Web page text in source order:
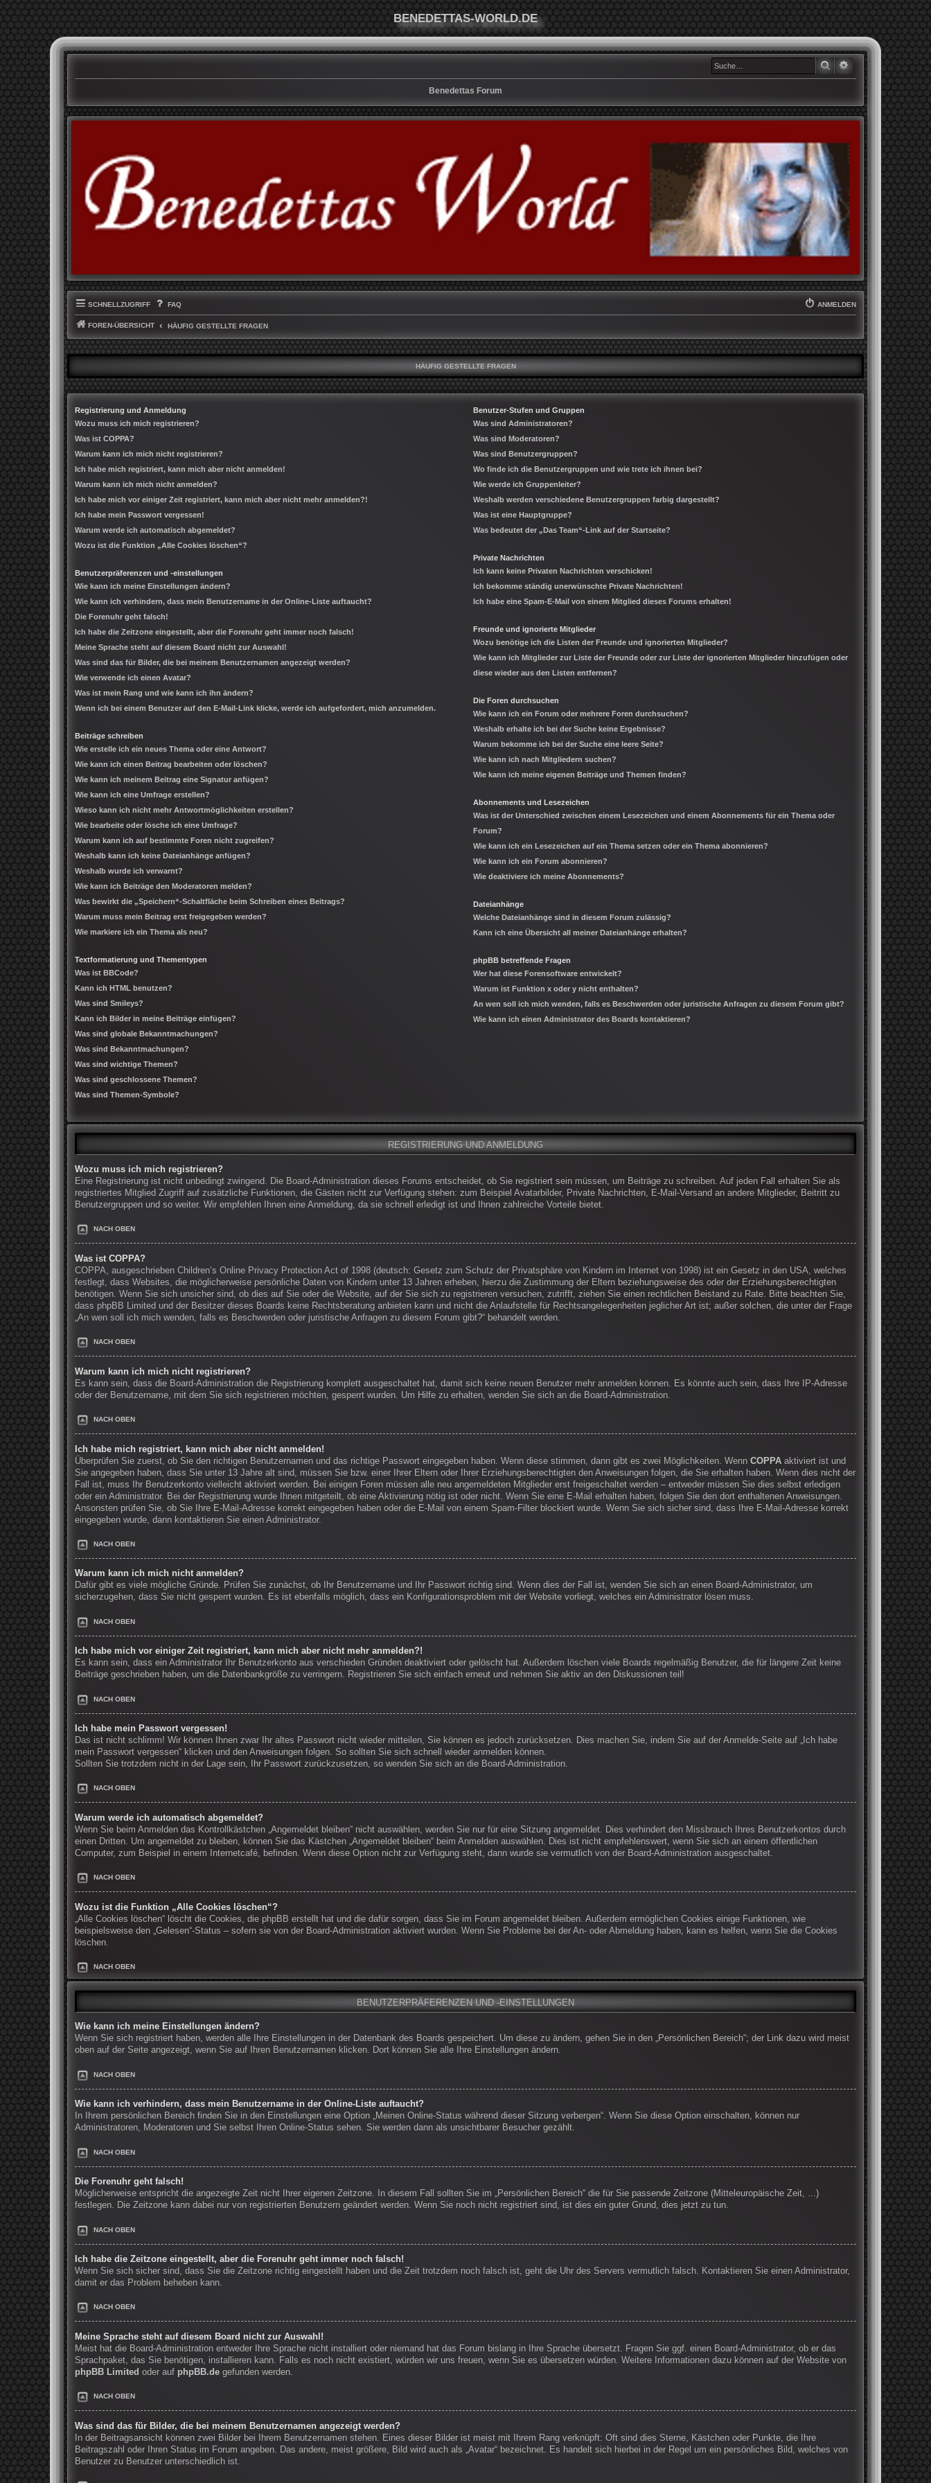
BENEDETTAS-WORLD.DE
SUCHE
Benedettas Forum
SCHNELLZUGRIFF FAQ ANMELDEN
FOREN-ÜBERSICHT HÄUFIG GESTELLTE FRAGEN
HÄUFIG GESTELLTE FRAGEN
Registrierung und Anmeldung
Wozu muss ich mich registrieren?
Was ist COPPA?
Warum kann ich mich nicht registrieren?
Ich habe mich registriert, kann mich aber nicht anmelden!
Warum kann ich mich nicht anmelden?
Ich habe mich vor einiger Zeit registriert, kann mich aber nicht mehr anmelden?!
Ich habe mein Passwort vergessen!
Warum werde ich automatisch abgemeldet?
Wozu ist die Funktion „Alle Cookies löschen“?
Benutzerpräferenzen und -einstellungen
Wie kann ich meine Einstellungen ändern?
Wie kann ich verhindern, dass mein Benutzername in der Online-Liste auftaucht?
Die Forenuhr geht falsch!
Ich habe die Zeitzone eingestellt, aber die Forenuhr geht immer noch falsch!
Meine Sprache steht auf diesem Board nicht zur Auswahl!
Was sind das für Bilder, die bei meinem Benutzernamen angezeigt werden?
Wie verwende ich einen Avatar?
Was ist mein Rang und wie kann ich ihn ändern?
Wenn ich bei einem Benutzer auf den E-Mail-Link klicke, werde ich aufgefordert, mich anzumelden.
Beiträge schreiben
Wie erstelle ich ein neues Thema oder eine Antwort?
Wie kann ich einen Beitrag bearbeiten oder löschen?
Wie kann ich meinem Beitrag eine Signatur anfügen?
Wie kann ich eine Umfrage erstellen?
Wieso kann ich nicht mehr Antwortmöglichkeiten erstellen?
Wie bearbeite oder lösche ich eine Umfrage?
Warum kann ich auf bestimmte Foren nicht zugreifen?
Weshalb kann ich keine Dateianhänge anfügen?
Weshalb wurde ich verwarnt?
Wie kann ich Beiträge den Moderatoren melden?
Was bewirkt die „Speichern“-Schaltfläche beim Schreiben eines Beitrags?
Warum muss mein Beitrag erst freigegeben werden?
Wie markiere ich ein Thema als neu?
Textformatierung und Thementypen
Was ist BBCode?
Kann ich HTML benutzen?
Was sind Smileys?
Kann ich Bilder in meine Beiträge einfügen?
Was sind globale Bekanntmachungen?
Was sind Bekanntmachungen?
Was sind wichtige Themen?
Was sind geschlossene Themen?
Was sind Themen-Symbole?
Benutzer-Stufen und Gruppen
Was sind Administratoren?
Was sind Moderatoren?
Was sind Benutzergruppen?
Wo finde ich die Benutzergruppen und wie trete ich ihnen bei?
Wie werde ich Gruppenleiter?
Weshalb werden verschiedene Benutzergruppen farbig dargestellt?
Was ist eine Hauptgruppe?
Was bedeutet der „Das Team“-Link auf der Startseite?
Private Nachrichten
Ich kann keine Privaten Nachrichten verschicken!
Ich bekomme ständig unerwünschte Private Nachrichten!
Ich habe eine Spam-E-Mail von einem Mitglied dieses Forums erhalten!
Freunde und ignorierte Mitglieder
Wozu benötige ich die Listen der Freunde und ignorierten Mitglieder?
Wie kann ich Mitglieder zur Liste der Freunde oder zur Liste der ignorierten Mitglieder hinzufügen oder
diese wieder aus den Listen entfernen?
Die Foren durchsuchen
Wie kann ich ein Forum oder mehrere Foren durchsuchen?
Weshalb erhalte ich bei der Suche keine Ergebnisse?
Warum bekomme ich bei der Suche eine leere Seite?
Wie kann ich nach Mitgliedern suchen?
Wie kann ich meine eigenen Beiträge und Themen finden?
Abonnements und Lesezeichen
Was ist der Unterschied zwischen einem Lesezeichen und einem Abonnements für ein Thema oder
Forum?
Wie kann ich ein Lesezeichen auf ein Thema setzen oder ein Thema abonnieren?
Wie kann ich ein Forum abonnieren?
Wie deaktiviere ich meine Abonnements?
Dateianhänge
Welche Dateianhänge sind in diesem Forum zulässig?
Kann ich eine Übersicht all meiner Dateianhänge erhalten?
phpBB betreffende Fragen
Wer hat diese Forensoftware entwickelt?
Warum ist Funktion x oder y nicht enthalten?
An wen soll ich mich wenden, falls es Beschwerden oder juristische Anfragen zu diesem Forum gibt?
Wie kann ich einen Administrator des Boards kontaktieren?
REGISTRIERUNG UND ANMELDUNG
Wozu muss ich mich registrieren?
Eine Registrierung ist nicht unbedingt zwingend. Die Board-Administration dieses Forums entscheidet, ob Sie registriert sein müssen, um Beiträge zu schreiben. Auf jeden Fall erhalten Sie als
registriertes Mitglied Zugriff auf zusätzliche Funktionen, die Gästen nicht zur Verfügung stehen: zum Beispiel Avatarbilder, Private Nachrichten, E-Mail-Versand an andere Mitglieder, Beitritt zu
Benutzergruppen und so weiter. Wir empfehlen Ihnen eine Anmeldung, da sie schnell erledigt ist und Ihnen zahlreiche Vorteile bietet.
NACH OBEN
Was ist COPPA?
COPPA, ausgeschrieben Children’s Online Privacy Protection Act of 1998 (deutsch: Gesetz zum Schutz der Privatsphäre von Kindern im Internet von 1998) ist ein Gesetz in den USA, welches
festlegt, dass Websites, die möglicherweise persönliche Daten von Kindern unter 13 Jahren erheben, hierzu die Zustimmung der Eltern beziehungsweise des oder der Erziehungsberechtigten
benötigen. Wenn Sie sich unsicher sind, ob dies auf Sie oder die Website, auf der Sie sich zu registrieren versuchen, zutrifft, ziehen Sie einen rechtlichen Beistand zu Rate. Bitte beachten Sie,
dass phpBB Limited und der Besitzer dieses Boards keine Rechtsberatung anbieten kann und nicht die Anlaufstelle für Rechtsangelegenheiten jeglicher Art ist; außer solchen, die unter der Frage
„An wen soll ich mich wenden, falls es Beschwerden oder juristische Anfragen zu diesem Forum gibt?“ behandelt werden.
NACH OBEN
Warum kann ich mich nicht registrieren?
Es kann sein, dass die Board-Administration die Registrierung komplett ausgeschaltet hat, damit sich keine neuen Benutzer mehr anmelden können. Es könnte auch sein, dass Ihre IP-Adresse
oder der Benutzername, mit dem Sie sich registrieren möchten, gesperrt wurden. Um Hilfe zu erhalten, wenden Sie sich an die Board-Administration.
NACH OBEN
Ich habe mich registriert, kann mich aber nicht anmelden!
Überprüfen Sie zuerst, ob Sie den richtigen Benutzernamen und das richtige Passwort eingegeben haben. Wenn diese stimmen, dann gibt es zwei Möglichkeiten. Wenn COPPA aktiviert ist und
Sie angegeben haben, dass Sie unter 13 Jahre alt sind, müssen Sie bzw. einer Ihrer Eltern oder Ihrer Erziehungsberechtigten den Anweisungen folgen, die Sie erhalten haben. Wenn dies nicht der
Fall ist, muss Ihr Benutzerkonto vielleicht aktiviert werden. Bei einigen Foren müssen alle neu angemeldeten Mitglieder erst freigeschaltet werden – entweder müssen Sie dies selbst erledigen
oder ein Administrator. Bei der Registrierung wurde Ihnen mitgeteilt, ob eine Aktivierung nötig ist oder nicht. Wenn Sie eine E-Mail erhalten haben, folgen Sie den dort enthaltenen Anweisungen.
Ansonsten prüfen Sie, ob Sie Ihre E-Mail-Adresse korrekt eingegeben haben oder die E-Mail von einem Spam-Filter blockiert wurde. Wenn Sie sich sicher sind, dass Ihre E-Mail-Adresse korrekt
eingegeben wurde, dann kontaktieren Sie einen Administrator.
NACH OBEN
Warum kann ich mich nicht anmelden?
Dafür gibt es viele mögliche Gründe. Prüfen Sie zunächst, ob Ihr Benutzername und Ihr Passwort richtig sind. Wenn dies der Fall ist, wenden Sie sich an einen Board-Administrator, um
sicherzugehen, dass Sie nicht gesperrt wurden. Es ist ebenfalls möglich, dass ein Konfigurationsproblem mit der Website vorliegt, welches ein Administrator lösen muss.
NACH OBEN
Ich habe mich vor einiger Zeit registriert, kann mich aber nicht mehr anmelden?!
Es kann sein, dass ein Administrator Ihr Benutzerkonto aus verschieden Gründen deaktiviert oder gelöscht hat. Außerdem löschen viele Boards regelmäßig Benutzer, die für längere Zeit keine
Beiträge geschrieben haben, um die Datenbankgröße zu verringern. Registrieren Sie sich einfach erneut und nehmen Sie aktiv an den Diskussionen teil!
NACH OBEN
Ich habe mein Passwort vergessen!
Das ist nicht schlimm! Wir können Ihnen zwar Ihr altes Passwort nicht wieder mitteilen, Sie können es jedoch zurücksetzen. Dies machen Sie, indem Sie auf der Anmelde-Seite auf „Ich habe
mein Passwort vergessen“ klicken und den Anweisungen folgen. So sollten Sie sich schnell wieder anmelden können.
Sollten Sie trotzdem nicht in der Lage sein, Ihr Passwort zurückzusetzen, so wenden Sie sich an die Board-Administration.
NACH OBEN
Warum werde ich automatisch abgemeldet?
Wenn Sie beim Anmelden das Kontrollkästchen „Angemeldet bleiben“ nicht auswählen, werden Sie nur für eine Sitzung angemeldet. Dies verhindert den Missbrauch Ihres Benutzerkontos durch
einen Dritten. Um angemeldet zu bleiben, können Sie das Kästchen „Angemeldet bleiben“ beim Anmelden auswählen. Dies ist nicht empfehlenswert, wenn Sie sich an einem öffentlichen
Computer, zum Beispiel in einem Internetcafé, befinden. Wenn diese Option nicht zur Verfügung steht, dann wurde sie vermutlich von der Board-Administration ausgeschaltet.
NACH OBEN
Wozu ist die Funktion „Alle Cookies löschen“?
„Alle Cookies löschen“ löscht die Cookies, die phpBB erstellt hat und die dafür sorgen, dass Sie im Forum angemeldet bleiben. Außerdem ermöglichen Cookies einige Funktionen, wie
beispielsweise den „Gelesen“-Status – sofern sie von der Board-Administration aktiviert wurden. Wenn Sie Probleme bei der An- oder Abmeldung haben, kann es helfen, wenn Sie die Cookies
löschen.
NACH OBEN
BENUTZERPRÄFERENZEN UND -EINSTELLUNGEN
Wie kann ich meine Einstellungen ändern?
Wenn Sie sich registriert haben, werden alle Ihre Einstellungen in der Datenbank des Boards gespeichert. Um diese zu ändern, gehen Sie in den „Persönlichen Bereich“; der Link dazu wird meist
oben auf der Seite angezeigt, wenn Sie auf Ihren Benutzernamen klicken. Dort können Sie alle Ihre Einstellungen ändern.
NACH OBEN
Wie kann ich verhindern, dass mein Benutzername in der Online-Liste auftaucht?
In Ihrem persönlichen Bereich finden Sie in den Einstellungen eine Option „Meinen Online-Status während dieser Sitzung verbergen“. Wenn Sie diese Option einschalten, können nur
Administratoren, Moderatoren und Sie selbst Ihren Online-Status sehen. Sie werden dann als unsichtbarer Besucher gezählt.
NACH OBEN
Die Forenuhr geht falsch!
Möglicherweise entspricht die angezeigte Zeit nicht Ihrer eigenen Zeitzone. In diesem Fall sollten Sie im „Persönlichen Bereich“ die für Sie passende Zeitzone (Mitteleuropäische Zeit, ...)
festlegen. Die Zeitzone kann dabei nur von registrierten Benutzern geändert werden. Wenn Sie noch nicht registriert sind, ist dies ein guter Grund, dies jetzt zu tun.
NACH OBEN
Ich habe die Zeitzone eingestellt, aber die Forenuhr geht immer noch falsch!
Wenn Sie sich sicher sind, dass Sie die Zeitzone richtig eingestellt haben und die Zeit trotzdem noch falsch ist, geht die Uhr des Servers vermutlich falsch. Kontaktieren Sie einen Administrator,
damit er das Problem beheben kann.
NACH OBEN
Meine Sprache steht auf diesem Board nicht zur Auswahl!
Meist hat die Board-Administration entweder Ihre Sprache nicht installiert oder niemand hat das Forum bislang in Ihre Sprache übersetzt. Fragen Sie ggf. einen Board-Administrator, ob er das
Sprachpaket, das Sie benötigen, installieren kann. Falls es noch nicht existiert, würden wir uns freuen, wenn Sie es übersetzen würden. Weitere Informationen dazu können auf der Website von
phpBB Limited oder auf phpBB.de gefunden werden.
NACH OBEN
Was sind das für Bilder, die bei meinem Benutzernamen angezeigt werden?
In der Beitragsansicht können zwei Bilder bei Ihrem Benutzernamen stehen. Eines dieser Bilder ist meist mit Ihrem Rang verknüpft: Oft sind dies Sterne, Kästchen oder Punkte, die Ihre
Beitragszahl oder Ihren Status im Forum angeben. Das andere, meist größere, Bild wird auch als „Avatar“ bezeichnet. Es handelt sich hierbei in der Regel um ein persönliches Bild, welches von
Benutzer zu Benutzer unterschiedlich ist.